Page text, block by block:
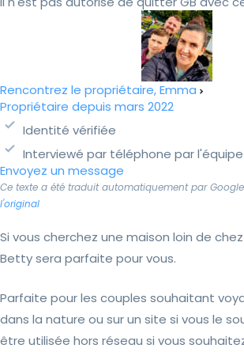
Rencontrez le propriétaire, Emma
Propriétaire depuis mars 2022
Identité vérifiée
Interviewé par téléphone par
Envoyez un message
Ce texte a été traduit automatiquement par Google
l'original
Si vous cherchez une maison loin de
Betty sera parfaite pour vous.
Parfaite pour les couples souhaitant
dans la nature ou sur un site si vous le
être utilisée hors réseau si vous